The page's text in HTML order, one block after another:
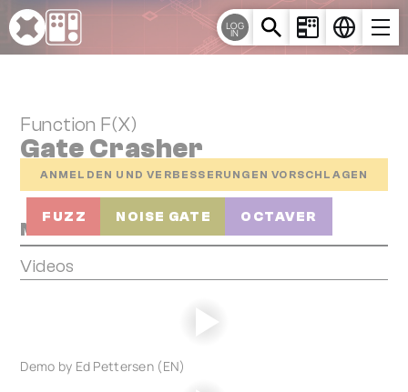
Cookie-Einstellungen
LOG
IN
Function F(X)
Gate Crasher
ANMELDEN UND VERBESSERUNGEN VORSCHLAGEN
FUZZ NOISE GATE OCTAVER
Media
Videos
Demo by Ed Pettersen (EN)